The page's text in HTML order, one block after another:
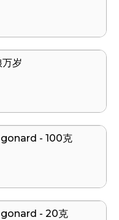
万岁
- 100克
- 20克